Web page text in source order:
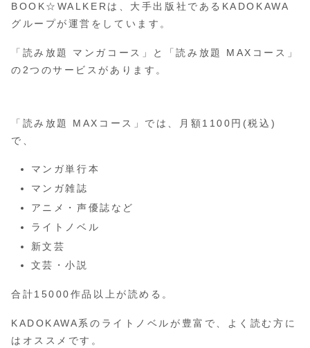
BOOK☆WALKERは、大手出版社であるKADOKAWA
グループが運営をしています。
「読み放題 マンガコース」と「読み放題 MAXコース」
の2つのサービスがあります。
「読み放題 MAXコース」では、月額1100円(税込)
で、
マンガ単行本
マンガ雑誌
アニメ・声優誌など
ライトノベル
新文芸
文芸・小説
合計15000作品以上が読める。
KADOKAWA系のライトノベルが豊富で、よく読む方に
はオススメです。